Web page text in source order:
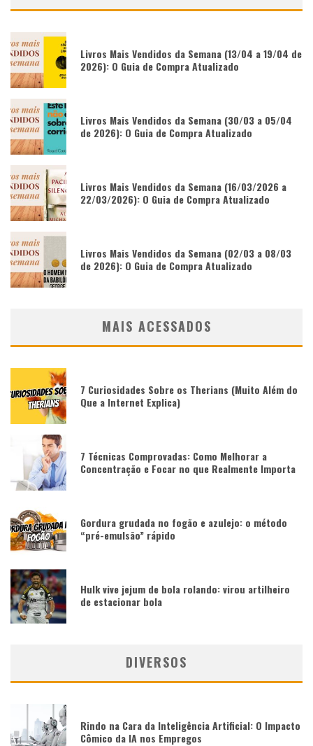
Livros Mais Vendidos da Semana (13/04 a 19/04 de
2026): O Guia de Compra Atualizado
Livros Mais Vendidos da Semana (30/03 a 05/04
de 2026): O Guia de Compra Atualizado
Livros Mais Vendidos da Semana (16/03/2026 a
22/03/2026): O Guia de Compra Atualizado
Livros Mais Vendidos da Semana (02/03 a 08/03
de 2026): O Guia de Compra Atualizado
MAIS ACESSADOS
7 Curiosidades Sobre os Therians (Muito Além do
Que a Internet Explica)
7 Técnicas Comprovadas: Como Melhorar a
Concentração e Focar no que Realmente Importa
Gordura grudada no fogão e azulejo: o método
“pré-emulsão” rápido
Hulk vive jejum de bola rolando: virou artilheiro
de estacionar bola
DIVERSOS
Rindo na Cara da Inteligência Artificial: O Impacto
Cômico da IA nos Empregos